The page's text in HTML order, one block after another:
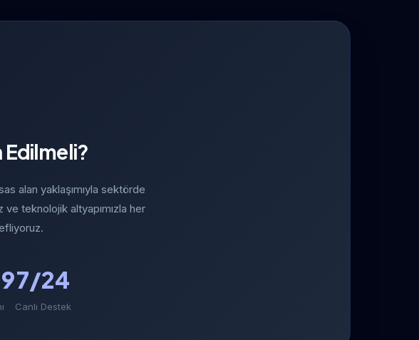
Edilmeli?
alan yaklaşımıyla sektörde
teknolojik altyapımızla her
7/24
Canlı Destek